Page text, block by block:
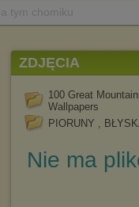
ZDJĘCIA
100 Great
Wallpapers
PIORUNY ,
Nie ma